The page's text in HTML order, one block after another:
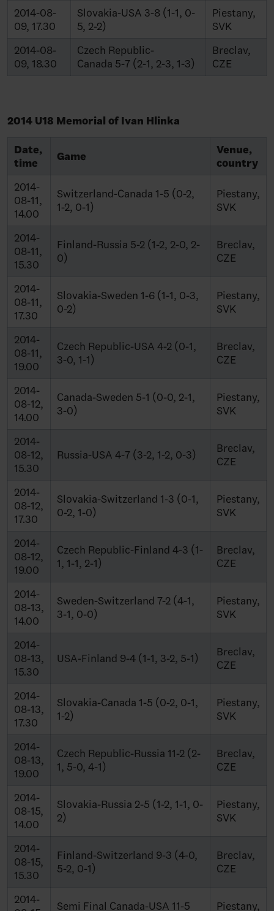
2014-08-
09, 17.30
Slovakia-USA 3-8 (1-1, 0-
5, 2-2)
Piestany,
SVK
2014-08-
09, 18.30
Czech Republic-
Canada 5-7 (2-1, 2-3, 1-3)
Breclav,
CZE
2014 U18 Memorial of Ivan Hlinka
Date,
time
Game
Venue,
country
2014-
08-11,
14.00
Switzerland-Canada 1-5 (0-2,
1-2, 0-1)
Piestany,
SVK
2014-
08-11,
15.30
Finland-Russia 5-2 (1-2, 2-0, 2-
0)
Breclav,
CZE
2014-
08-11,
17.30
Slovakia-Sweden 1-6 (1-1, 0-3,
0-2)
Piestany,
SVK
2014-
08-11,
19.00
Czech Republic-USA 4-2 (0-1,
3-0, 1-1)
Breclav,
CZE
2014-
08-12,
14.00
Canada-Sweden 5-1 (0-0, 2-1,
3-0)
Piestany,
SVK
2014-
08-12,
15.30
Russia-USA 4-7 (3-2, 1-2, 0-3)
Breclav,
CZE
2014-
08-12,
17.30
Slovakia-Switzerland 1-3 (0-1,
0-2, 1-0)
Piestany,
SVK
2014-
08-12,
19.00
Czech Republic-Finland 4-3 (1-
1, 1-1, 2-1)
Breclav,
CZE
2014-
08-13,
14.00
Sweden-Switzerland 7-2 (4-1,
3-1, 0-0)
Piestany,
SVK
2014-
08-13,
15.30
USA-Finland 9-4 (1-1, 3-2, 5-1)
Breclav,
CZE
2014-
08-13,
17.30
Slovakia-Canada 1-5 (0-2, 0-1,
1-2)
Piestany,
SVK
2014-
08-13,
19.00
Czech Republic-Russia 11-2 (2-
1, 5-0, 4-1)
Breclav,
CZE
2014-
08-15,
14.00
Slovakia-Russia 2-5 (1-2, 1-1, 0-
2)
Piestany,
SVK
2014-
08-15,
15.30
Finland-Switzerland 9-3 (4-0,
5-2, 0-1)
Breclav,
CZE
2014-
Semi Final Canada-USA 11-5 Piestany,